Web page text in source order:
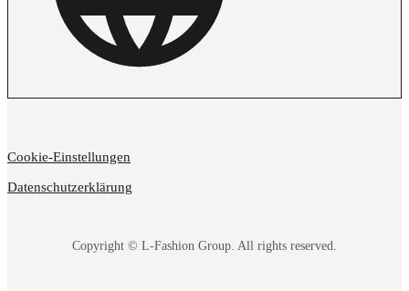
Copyright © L-Fashion Group. All rights reserved.
Cookie-Einstellungen
Datenschutzerklärung